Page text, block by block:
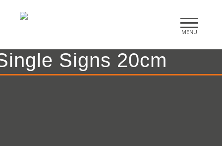
Signs 20cm